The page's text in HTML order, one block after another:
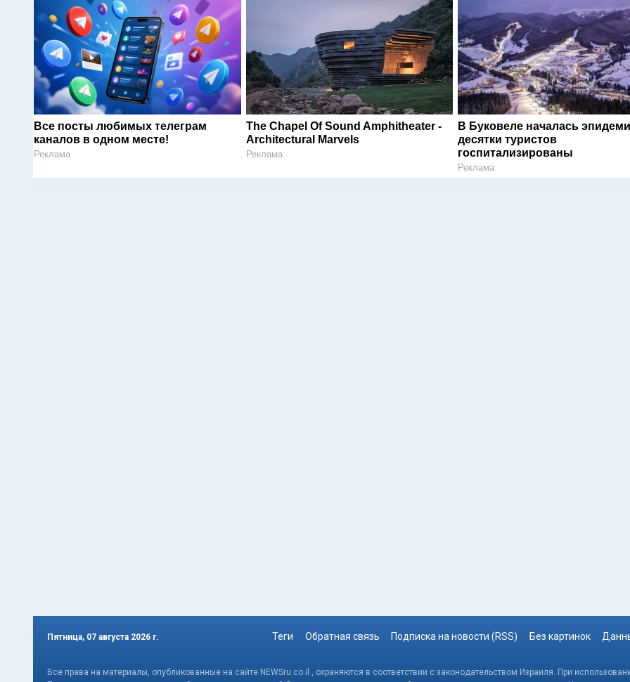
Все посты любимых телеграм
каналов в одном месте!
Реклама
The Chapel Of Sound Amphitheater -
Architectural Marvels
Реклама
В Буковеле началась
десятки туристов
госпитализированы
Реклама
Пятница, 07 августа 2026 г. Теги Обратная связь Подписка на новости (RSS) Без картинок
Все права на материалы, опубликованные на сайте NEWSru.co.il , охраняются в соответствии с законодательством Израиля. При